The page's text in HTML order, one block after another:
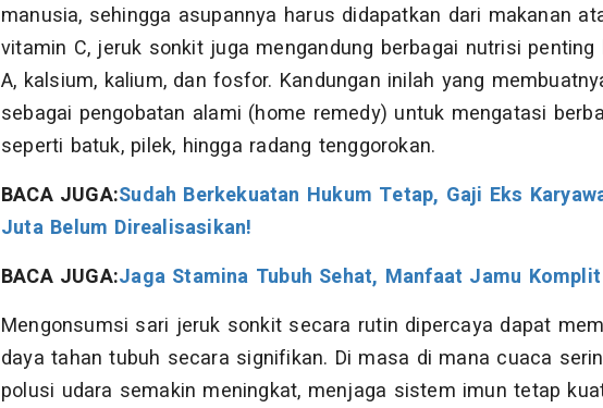
manusia, sehingga asupannya harus didapatkan dari makanan
vitamin C, jeruk sonkit juga mengandung berbagai nutrisi
A, kalsium, kalium, dan fosfor. Kandungan inilah yang
sebagai pengobatan alami (home remedy) untuk mengatasi
seperti batuk, pilek, hingga radang tenggorokan.
BACA JUGA:Sudah Berkekuatan Hukum Tetap, Gaji Eks
Juta Belum Direalisasikan!
BACA JUGA:Jaga Stamina Tubuh Sehat, Manfaat Jamu
Mengonsumsi sari jeruk sonkit secara rutin dipercaya dapat
daya tahan tubuh secara signifikan. Di masa di mana cuaca
polusi udara semakin meningkat, menjaga sistem imun tetap